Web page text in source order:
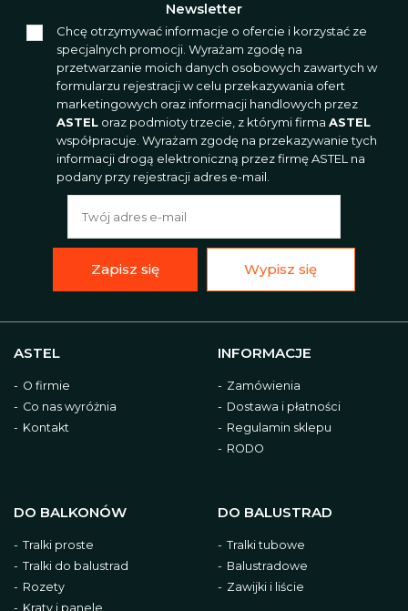
ASTEL
O firmie
Co nas wyróżnia
Kontakt
INFORMACJE
Zamówienia
Dostawa i płatności
Regulamin sklepu
RODO
DO BALKONÓW
Tralki proste
Tralki do balustrad
Rozety
Kraty i panele
DO BALUSTRAD
Tralki tubowe
Balustradowe
Zawijki i liście
Newsletter
Chcę otrzymywać informacje o ofercie i korzystać ze
specjalnych promocji. Wyrażam zgodę na
przetwarzanie moich danych osobowych zawartych w
formularzu rejestracji w celu przekazywania ofert
marketingowych oraz informacji handlowych przez
ASTEL oraz podmioty trzecie, z którymi firma ASTEL
współpracuje. Wyrażam zgodę na przekazywanie tych
informacji drogą elektroniczną przez firmę ASTEL na
podany przy rejestracji adres e-mail.
Zapisz się Wypisz się